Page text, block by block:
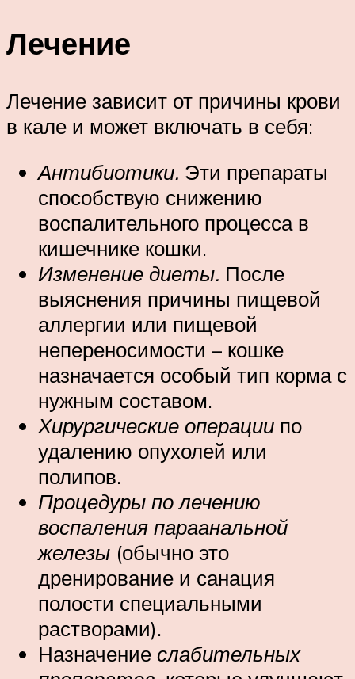
Лечение
Лечение зависит от причины крови
в кале и может включать в себя:
Антибиотики. Эти препараты
способствую снижению
воспалительного процесса в
кишечнике кошки.
Изменение диеты. После
выяснения причины пищевой
аллергии или пищевой
непереносимости – кошке
назначается особый тип корма с
нужным составом.
Хирургические операции по
удалению опухолей или
полипов.
Процедуры по лечению
воспаления параанальной
железы (обычно это
дренирование и санация
полости специальными
растворами).
Назначение слабительных